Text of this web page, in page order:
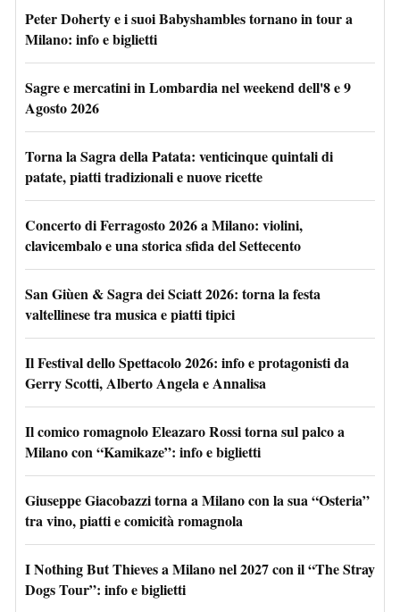
Peter Doherty e i suoi Babyshambles tornano in tour a
Milano: info e biglietti
Sagre e mercatini in Lombardia nel weekend dell'8 e 9
Agosto 2026
Torna la Sagra della Patata: venticinque quintali di
patate, piatti tradizionali e nuove ricette
Concerto di Ferragosto 2026 a Milano: violini,
clavicembalo e una storica sfida del Settecento
San Giùen & Sagra dei Sciatt 2026: torna la festa
valtellinese tra musica e piatti tipici
Il Festival dello Spettacolo 2026: info e protagonisti da
Gerry Scotti, Alberto Angela e Annalisa
Il comico romagnolo Eleazaro Rossi torna sul palco a
Milano con “Kamikaze”: info e biglietti
Giuseppe Giacobazzi torna a Milano con la sua “Osteria”
tra vino, piatti e comicità romagnola
I Nothing But Thieves a Milano nel 2027 con il “The Stray
Dogs Tour”: info e biglietti